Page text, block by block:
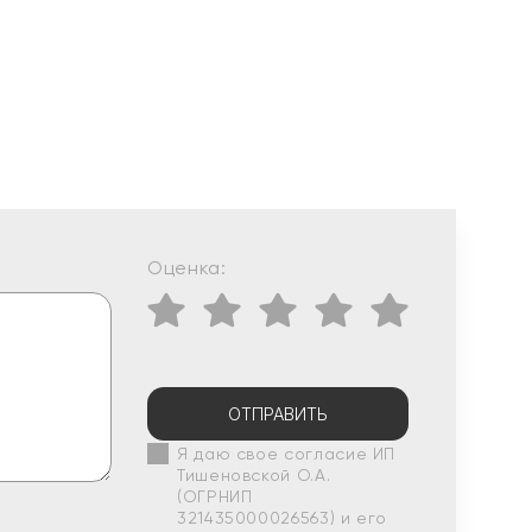
Оценка:
ОТПРАВИТЬ
Я даю свое согласие ИП
Тишеновской О.А.
(ОГРНИП
321435000026563) и его